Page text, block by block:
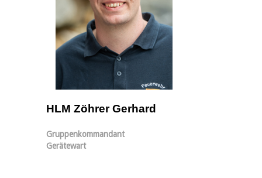
HLM Zöhrer Gerhard
Gruppenkommandant
Gerätewart